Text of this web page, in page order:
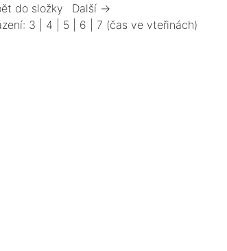
do složky
Další →
3 4 5 6 7 (čas ve vteřinách)